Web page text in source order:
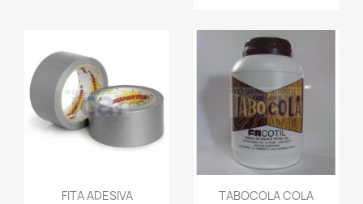
FITA ADESIVA
TABOCOLA COLA